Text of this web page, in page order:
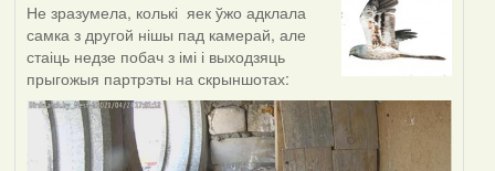
Не зразумела, колькі яек ўжо адклала
самка з другой нішы пад камерай, але
стаіць недзе побач з імі і выходзяць
прыгожыя партрэты на скрыншотах: